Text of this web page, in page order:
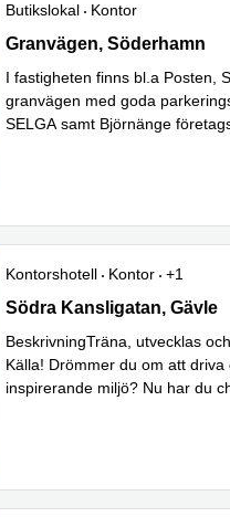
Butikslokal
Kontor
Söderhamn, Granvägen 1,
Granvägen, Söderhamn
I fastigheten finns bl.a Posten,
granvägen med goda
SELGA samt Björnänge
Kontorshotell Kontor
+1
Södra Kansligatan 22, Gävle
Södra Kansligatan, Gävle
BeskrivningTräna, utvecklas
Källa! Drömmer du om att
inspirerande miljö? Nu har du